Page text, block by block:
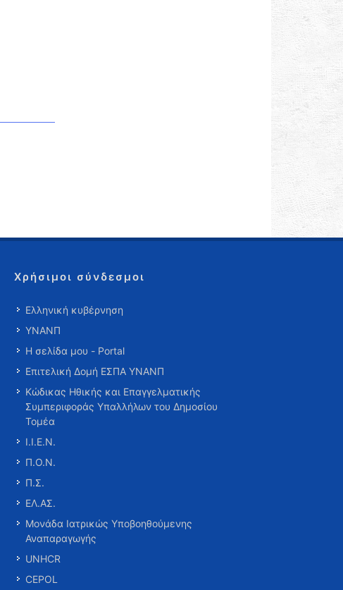
Χρήσιμοι σύνδεσμοι
Ελληνική κυβέρνηση
ΥΝΑΝΠ
Η σελίδα μου - Portal
Επιτελική Δομή ΕΣΠΑ ΥΝΑΝΠ
Κώδικας Ηθικής και Επαγγελματικής
Συμπεριφοράς Υπαλλήλων του Δημοσίου
Τομέα
Ι.Ι.Ε.Ν.
Π.Ο.Ν.
Π.Σ.
ΕΛ.ΑΣ.
Μονάδα Ιατρικώς Υποβοηθούμενης
Αναπαραγωγής
UNHCR
CEPOL